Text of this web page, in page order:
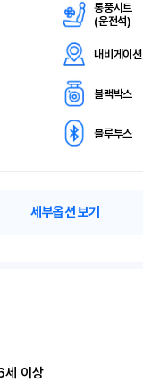
통풍시트
(운전석)
내비게이션
블랙박스
블루투스
세부옵션 보기
세 이상